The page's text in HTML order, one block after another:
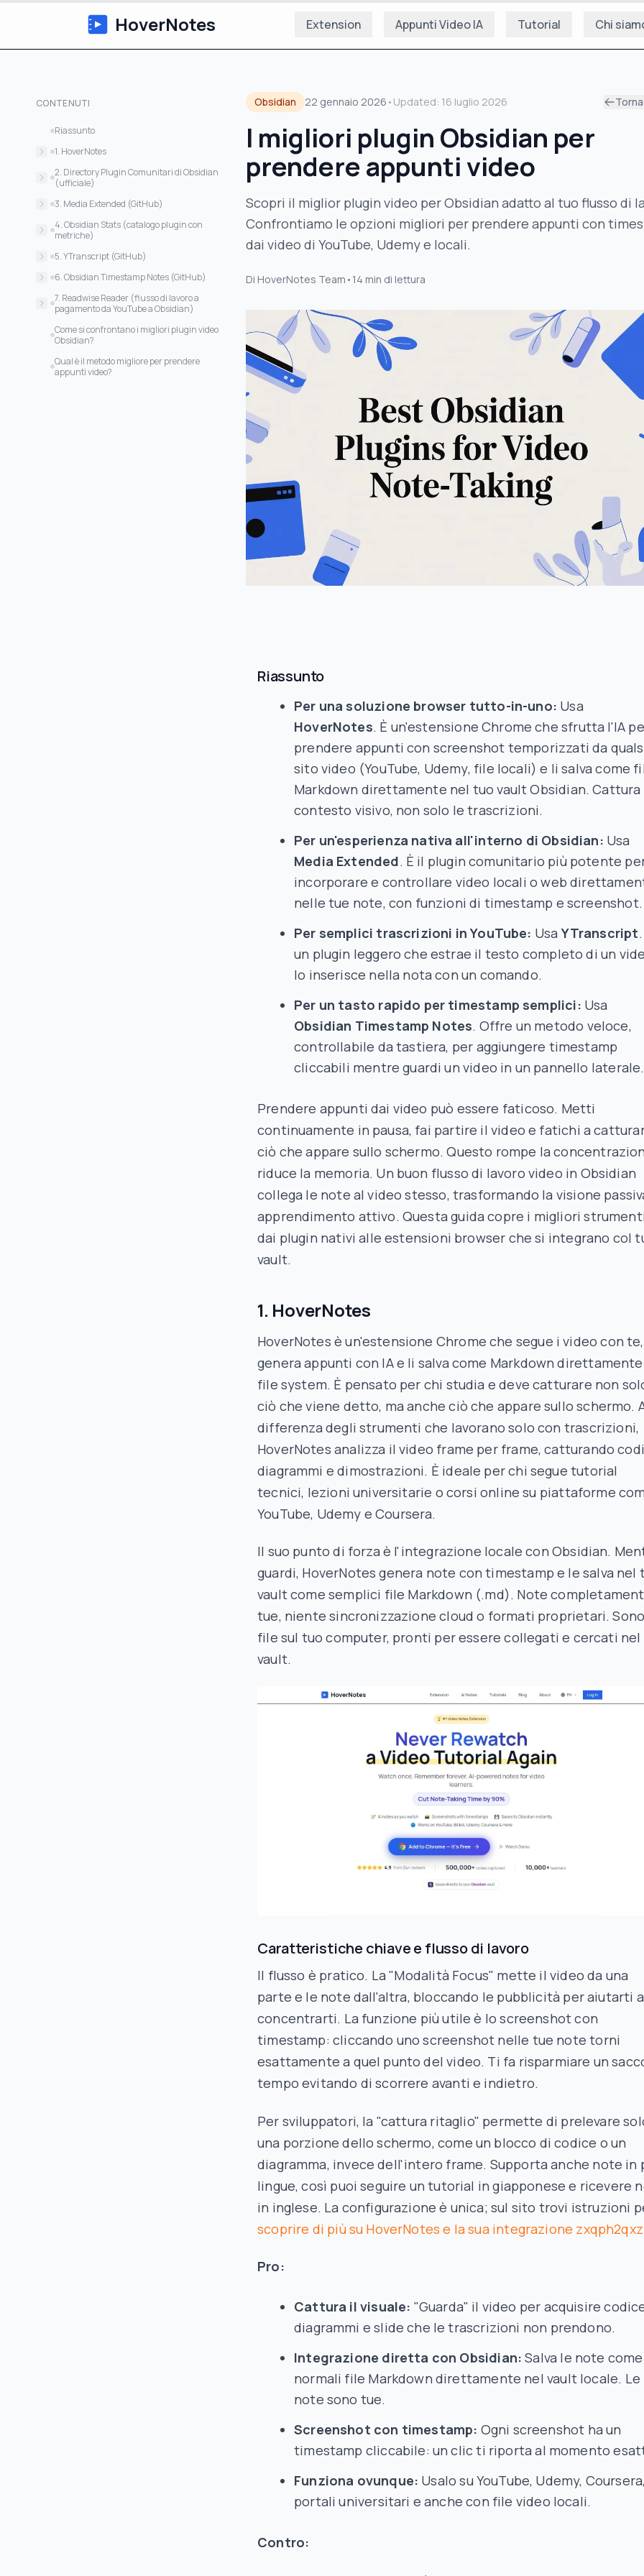
HoverNotes Extension Appunti Video IA Tutorial Chi
CONTENUTI
Riassunto
1. HoverNotes
Caratteristiche chiave e flusso di lavoro
2. Directory Plugin Comunitari di Obsidian
(ufficiale)
Caratteristiche chiave e consigli d’uso
3. Media Extended (GitHub)
Caratteristiche chiave e consigli d’uso
4. Obsidian Stats (catalogo plugin con
metriche)
Caratteristiche chiave e consigli d’uso
5. YTranscript (GitHub)
Caratteristiche chiave e consigli d’uso
6. Obsidian Timestamp Notes (GitHub)
Caratteristiche chiave e consigli d’uso
7. Readwise Reader (flusso di lavoro a
pagamento da YouTube a Obsidian)
Caratteristiche chiave e consigli d’uso
Come si confrontano i migliori plugin video
Obsidian?
Qual è il metodo migliore per prendere
appunti video?
Obsidian 22 gennaio 2026 • Updated: 16 luglio 2026
I migliori plugin Obsidian per
prendere appunti video
Scopri il miglior plugin video per Obsidian adatto al tuo flusso di
Confrontiamo le opzioni migliori per prendere appunti con
dai video di YouTube, Udemy e locali.
Di HoverNotes Team • 14 min di lettura
Riassunto
Per una soluzione browser tutto-in-uno: Usa
HoverNotes. È un'estensione Chrome che sfrutta l'IA
prendere appunti con screenshot temporizzati da
sito video (YouTube, Udemy, file locali) e li salva come
Markdown direttamente nel tuo vault Obsidian. Cattura
contesto visivo, non solo le trascrizioni.
Per un'esperienza nativa all'interno di Obsidian: Usa
Media Extended. È il plugin comunitario più potente
incorporare e controllare video locali o web
nelle tue note, con funzioni di timestamp e screenshot.
Per semplici trascrizioni in YouTube: UsaYTranscript
un plugin leggero che estrae il testo completo di un
lo inserisce nella nota con un comando.
Per un tasto rapido per timestamp semplici: Usa
Obsidian Timestamp Notes. Offre un metodo veloce,
controllabile da tastiera, per aggiungere timestamp
cliccabili mentre guardi un video in un pannello laterale.
Prendere appunti dai video può essere faticoso. Metti
continuamente in pausa, fai partire il video e fatichi a
ciò che appare sullo schermo. Questo rompe la
riduce la memoria. Un buon flusso di lavoro video in Obsidian
collega le note al video stesso, trasformando la visione
apprendimento attivo. Questa guida copre i migliori
dai plugin nativi alle estensioni browser che si integrano col
vault.
1. HoverNotes
HoverNotes è un'estensione Chrome che segue i video con te,
genera appunti con IA e li salva come Markdown
file system. È pensato per chi studia e deve catturare non
ciò che viene detto, ma anche ciò che appare sullo schermo.
differenza degli strumenti che lavorano solo con trascrizioni,
HoverNotes analizza il video frame per frame, catturando
diagrammi e dimostrazioni. È ideale per chi segue tutorial
tecnici, lezioni universitarie o corsi online su piattaforme
YouTube, Udemy e Coursera.
Il suo punto di forza è l'integrazione locale con Obsidian.
guardi, HoverNotes genera note con timestamp e le salva nel
vault come semplici file Markdown (.md). Note
tue, niente sincronizzazione cloud o formati proprietari.
file sul tuo computer, pronti per essere collegati e cercati nel
vault.
Caratteristiche chiave e flusso di lavoro
Il flusso è pratico. La "Modalità Focus" mette il video da una
parte e le note dall'altra, bloccando le pubblicità per aiutarti a
concentrarti. La funzione più utile è lo screenshot con
timestamp: cliccando uno screenshot nelle tue note torni
esattamente a quel punto del video. Ti fa risparmiare un
tempo evitando di scorrere avanti e indietro.
Per sviluppatori, la "cattura ritaglio" permette di prelevare
una porzione dello schermo, come un blocco di codice o un
diagramma, invece dell'intero frame. Supporta anche note in
lingue, così puoi seguire un tutorial in giapponese e ricevere
in inglese. La configurazione è unica; sul sito trovi istruzioni
scoprire di più su HoverNotes e la sua integrazione zxqph2qxz
Pro:
Cattura il visuale: "Guarda" il video per acquisire
diagrammi e slide che le trascrizioni non prendono.
Integrazione diretta con Obsidian: Salva le note come
normali file Markdown direttamente nel vault locale. Le
note sono tue.
Screenshot con timestamp: Ogni screenshot ha un
timestamp cliccabile: un clic ti riporta al momento
Funziona ovunque: Usalo su YouTube, Udemy,
portali universitari e anche con file video locali.
Contro: